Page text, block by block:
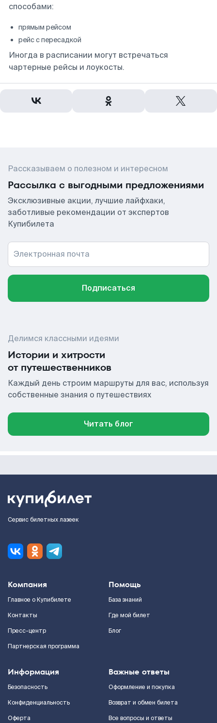
способами:
прямым рейсом
рейс с пересадкой
Иногда в расписании могут встречаться
чартерные рейсы и лоукосты.
Рассказываем о полезном и интересном
Рассылка с выгодными предложениями
Эксклюзивные акции, лучшие лайфхаки,
заботливые рекомендации от экспертов
Купибилета
Электронная почта
Подписаться
Делимся классными идеями
Истории и хитрости
от путешественников
Каждый день строим маршруты для вас, используя
собственные знания о путешествиях
Читать блог
Сервис билетных лазеек
Компания
Главное о Купибилете
Контакты
Пресс-центр
Партнерская программа
Помощь
База знаний
Где мой билет
Блог
Информация
Безопасность
Конфиденциальность
Оферта
Важные ответы
Оформление и покупка
Возврат и обмен билета
Все вопросы и ответы